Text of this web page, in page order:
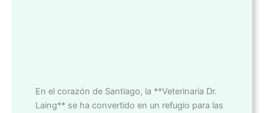
En el corazón de Santiago, la **Veterinaria Dr.
Laing** se ha convertido en un refugio para las